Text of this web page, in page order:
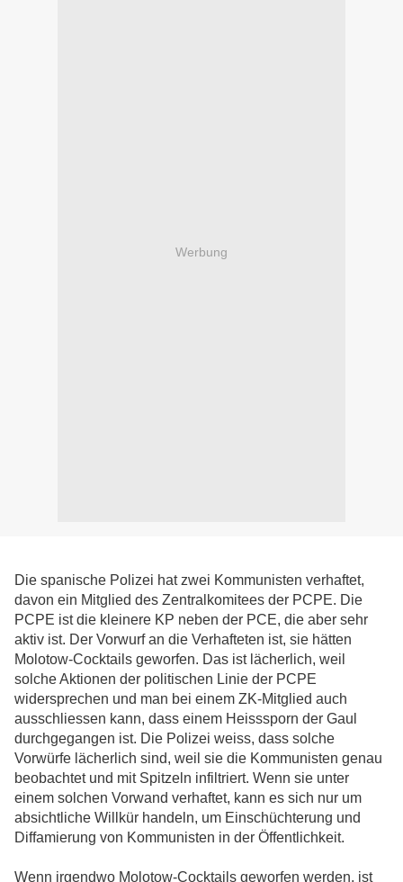
Werbung
Die spanische Polizei hat zwei Kommunisten verhaftet,
davon ein Mitglied des Zentralkomitees der PCPE. Die
PCPE ist die kleinere KP neben der PCE, die aber sehr
aktiv ist. Der Vorwurf an die Verhafteten ist, sie hätten
Molotow-Cocktails geworfen. Das ist lächerlich, weil
solche Aktionen der politischen Linie der PCPE
widersprechen und man bei einem ZK-Mitglied auch
ausschliessen kann, dass einem Heisssporn der Gaul
durchgegangen ist. Die Polizei weiss, dass solche
Vorwürfe lächerlich sind, weil sie die Kommunisten genau
beobachtet und mit Spitzeln infiltriert. Wenn sie unter
einem solchen Vorwand verhaftet, kann es sich nur um
absichtliche Willkür handeln, um Einschüchterung und
Diffamierung von Kommunisten in der Öffentlichkeit.
Wenn irgendwo Molotow-Cocktails geworfen werden, ist